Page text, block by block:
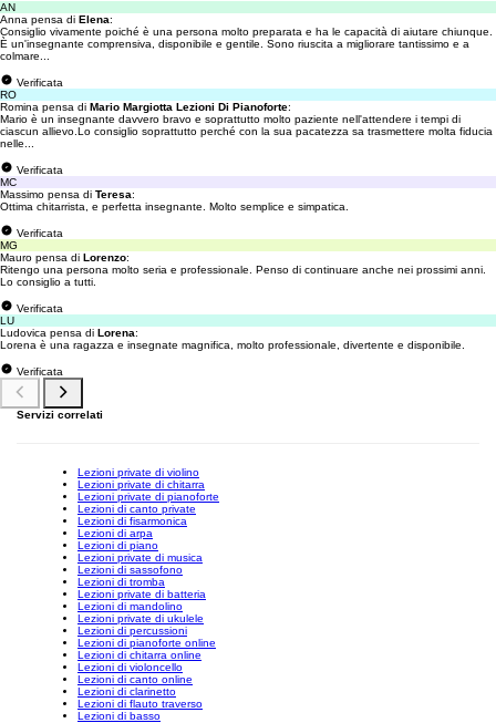
AN
Anna pensa di Elena:
Consiglio vivamente poiché è una persona molto preparata e ha le capacità di aiutare chiunque.
È un'insegnante comprensiva, disponibile e gentile. Sono riuscita a migliorare tantissimo e a
colmare...
Verificata
RO
Romina pensa di Mario Margiotta Lezioni Di Pianoforte:
Mario è un insegnante davvero bravo e soprattutto molto paziente nell'attendere i tempi di
ciascun allievo.Lo consiglio soprattutto perché con la sua pacatezza sa trasmettere molta fiducia
nelle...
Verificata
MC
Massimo pensa di Teresa:
Ottima chitarrista, e perfetta insegnante. Molto semplice e simpatica.
Verificata
MG
Mauro pensa di Lorenzo:
Ritengo una persona molto seria e professionale. Penso di continuare anche nei prossimi anni.
Lo consiglio a tutti.
Verificata
LU
Ludovica pensa di Lorena:
Lorena è una ragazza e insegnate magnifica, molto professionale, divertente e disponibile.
Verificata
Servizi correlati
Lezioni private di violino
Lezioni private di chitarra
Lezioni private di pianoforte
Lezioni di canto private
Lezioni di fisarmonica
Lezioni di arpa
Lezioni di piano
Lezioni private di musica
Lezioni di sassofono
Lezioni di tromba
Lezioni private di batteria
Lezioni di mandolino
Lezioni private di ukulele
Lezioni di percussioni
Lezioni di pianoforte online
Lezioni di chitarra online
Lezioni di violoncello
Lezioni di canto online
Lezioni di clarinetto
Lezioni di flauto traverso
Lezioni di basso